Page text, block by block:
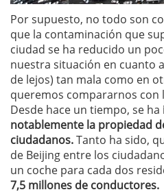
Por supuesto, no todo son
que la contaminación que
ciudad se ha reducido un
nuestra situación en cuanto
de lejos) tan mala como en
queremos compararnos con
Desde hace un tiempo, se ha
notablemente la propiedad
ciudadanos.Tanto ha sido,
de Beijing entre los
un coche para cada dos
7,5 millones de conductores.